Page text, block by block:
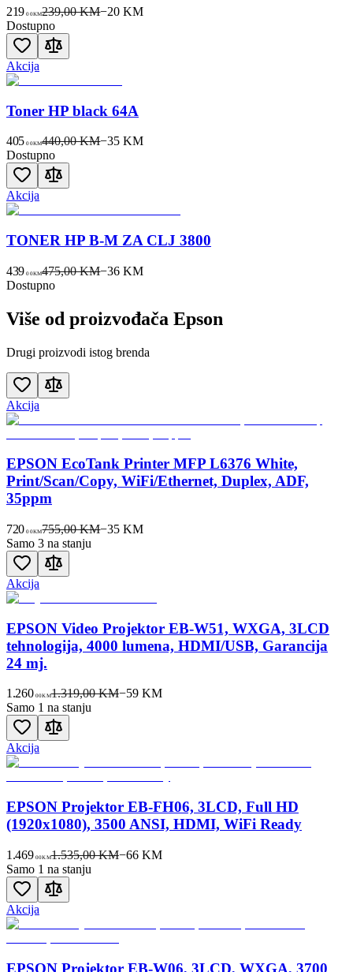
219 00KM239,00 KM−20 KM
Dostupno
Akcija
Toner HP black 64A
405 00KM440,00 KM−35 KM
Dostupno
Akcija
TONER HP B-M ZA CLJ 3800
439 00KM475,00 KM−36 KM
Dostupno
Više od proizvođača Epson
Drugi proizvodi istog brenda
Akcija
EPSON EcoTank Printer MFP L6376 White,
Print/Scan/Copy, WiFi/Ethernet, Duplex, ADF,
35ppm
720 00KM755,00 KM−35 KM
Samo 3 na stanju
Akcija
EPSON Video Projektor EB-W51, WXGA, 3LCD
tehnologija, 4000 lumena, HDMI/USB, Garancija
24 mj.
1.260 00KM1.319,00 KM−59KM
Samo 1 na stanju
Akcija
EPSON Projektor EB-FH06, 3LCD, Full HD
(1920x1080), 3500 ANSI, HDMI, WiFi Ready
1.469 00KM1.535,00 KM−66KM
Samo 1 na stanju
Akcija
EPSON Projektor EB-W06, 3LCD, WXGA, 3700